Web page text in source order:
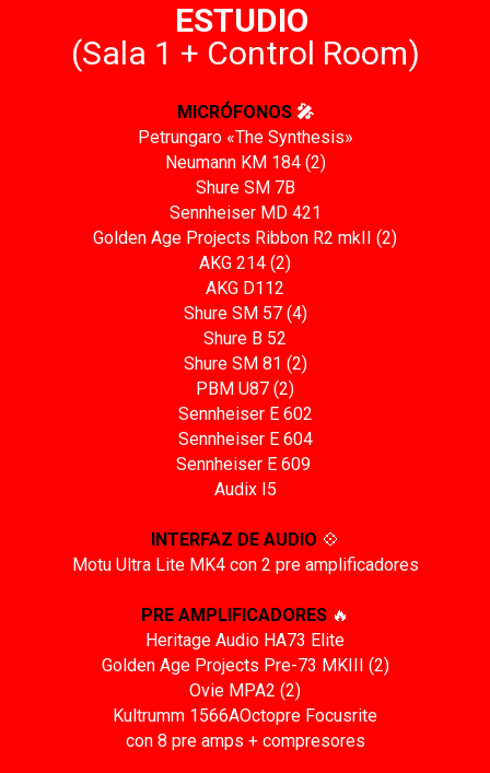
ESTUDIO
(Sala 1 + Control Room)
MICRÓFONOS 🎤
Petrungaro «The Synthesis»
Neumann KM 184 (2)
Shure SM 7B
Sennheiser MD 421
Golden Age Projects Ribbon R2 mkII (2)
AKG 214 (2)
AKG D112
Shure SM 57 (4)
Shure B 52
Shure SM 81 (2)
PBM U87 (2)
Sennheiser E 602
Sennheiser E 604
Sennheiser E 609
Audix I5
INTERFAZ DE AUDIO 💠
Motu Ultra Lite MK4 con 2 pre amplificadores
PRE AMPLIFICADORES 🔥
Heritage Audio HA73 Elite
Golden Age Projects Pre-73 MKIII (2)
Ovie MPA2 (2)
Kultrumm 1566AOctopre Focusrite
con 8 pre amps + compresores